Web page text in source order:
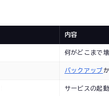
内容
何がどこまで
バックアップ
サービスの起